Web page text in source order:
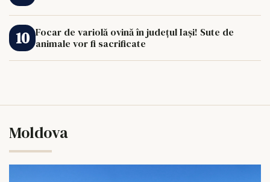
Focar de variolă ovină în județul Iași! Sute de
animale vor fi sacrificate
Moldova